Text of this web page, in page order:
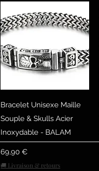
Быстрый просмотр
Bracelet Unisexe Maille
Souple & Skulls Acier
Inoxydable - BALAM
Цена
69,90 €
🚚 Livraison & retours